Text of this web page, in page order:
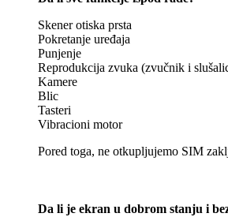
Skener otiska prsta
Pokretanje uređaja
Punjenje
Reprodukcija zvuka (zvučnik i
Kamere
Blic
Tasteri
Vibracioni motor
Pored toga, ne otkupljujemo SIM
Da li je ekran u dobrom stanju i